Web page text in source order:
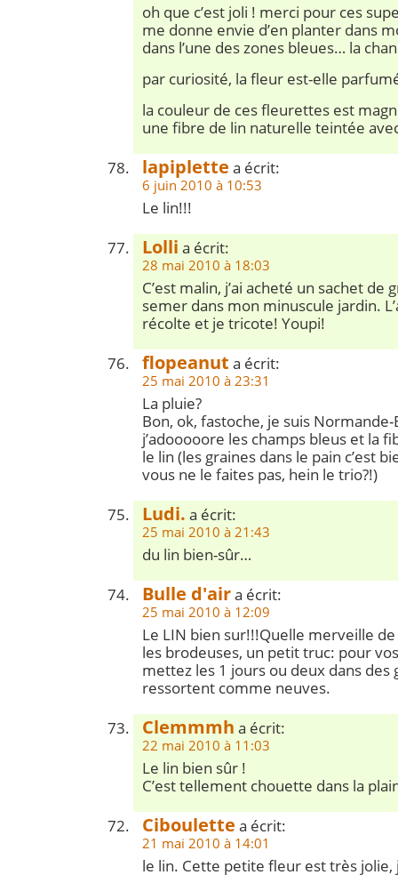
oh que c’est joli ! merci pour ces
me donne envie d’en planter dans
dans l’une des zones bleues… la
par curiosité, la fleur est-elle
la couleur de ces fleurettes est
une fibre de lin naturelle teintée
lapiplette a écrit:
6 juin 2010 à 10:53
Le lin!!!
Lolli a écrit:
28 mai 2010 à 18:03
C’est malin, j’ai acheté un sachet de
semer dans mon minuscule jardin.
récolte et je tricote! Youpi!
flopeanut a écrit:
25 mai 2010 à 23:31
La pluie?
Bon, ok, fastoche, je suis
j’adooooore les champs bleus et la
le lin (les graines dans le pain c’est
vous ne le faites pas, hein le trio?!)
Ludi. a écrit:
25 mai 2010 à 21:43
du lin bien-sûr…
Bulle d'aira écrit:
25 mai 2010 à 12:09
Le LIN bien sur!!!Quelle merveille
les brodeuses, un petit truc: pour
mettez les 1 jours ou deux dans des
ressortent comme neuves.
Clemmmh a écrit:
22 mai 2010 à 11:03
Le lin bien sûr !
C’est tellement chouette dans la
Ciboulette a écrit:
21 mai 2010 à 14:01
le lin. Cette petite fleur est très jolie,